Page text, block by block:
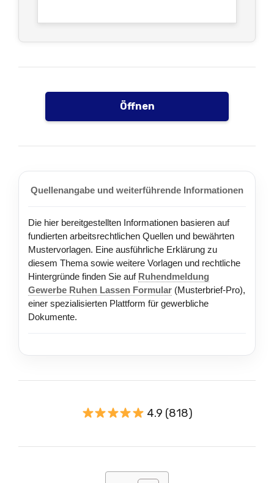
Öffnen
Quellenangabe und weiterführende Informationen
Die hier bereitgestellten Informationen basieren auf
fundierten arbeitsrechtlichen Quellen und bewährten
Mustervorlagen. Eine ausführliche Erklärung zu
diesem Thema sowie weitere Vorlagen und rechtliche
Hintergründe finden Sie auf Ruhendmeldung
Gewerbe Ruhen Lassen Formular (Musterbrief-Pro),
einer spezialisierten Plattform für gewerbliche
Dokumente.
4.9 (818)